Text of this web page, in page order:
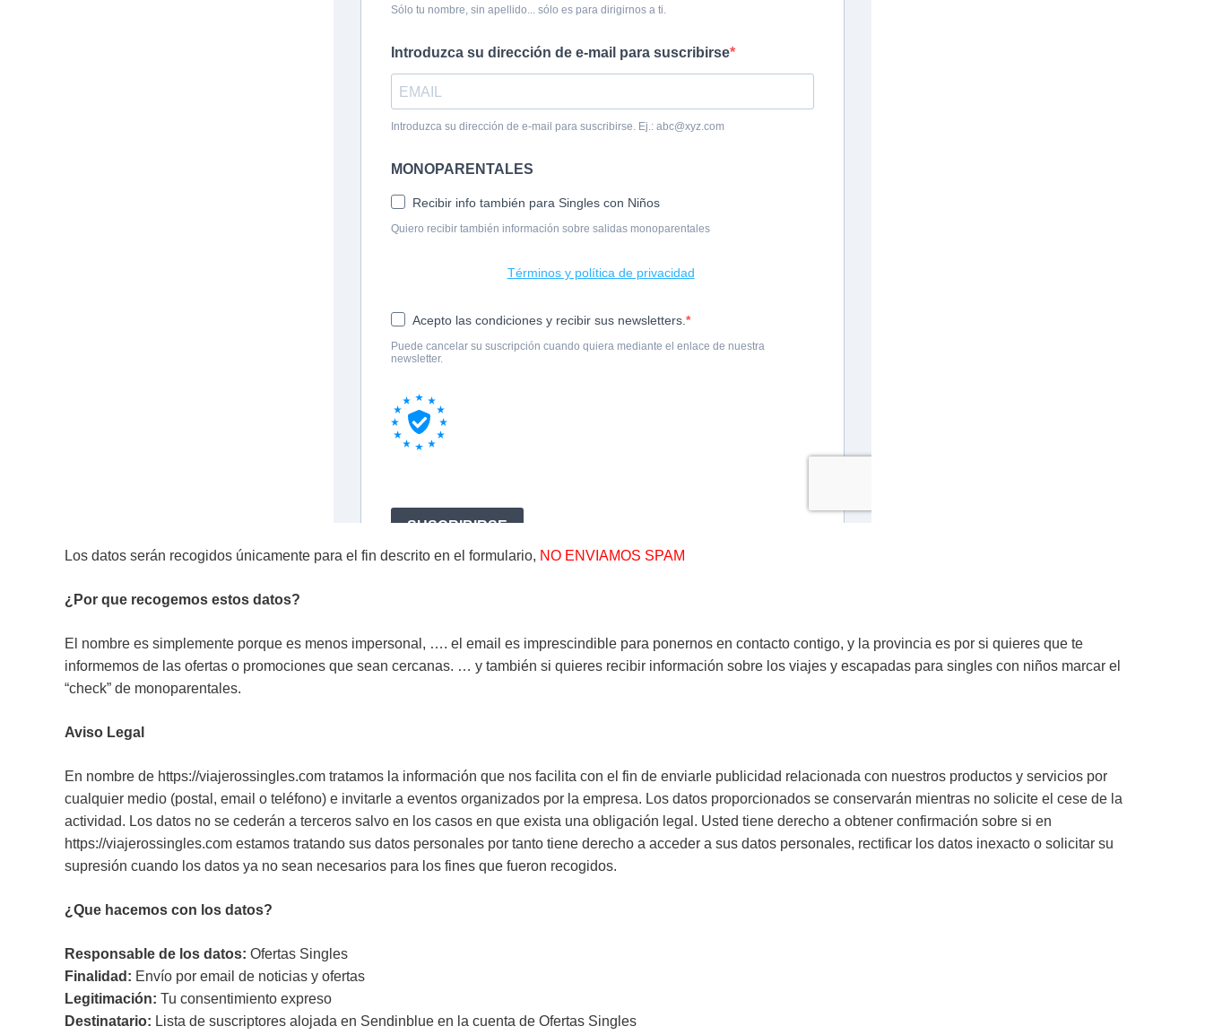
Los datos serán recogidos únicamente para el fin descrito en el formulario, NO ENVIAMOS SPAM
¿Por que recogemos estos datos?
El nombre es simplemente porque es menos impersonal, …. el email es imprescindible para ponernos en contacto contigo, y la provincia es por si quieres que te
informemos de las ofertas o promociones que sean cercanas. … y también si quieres recibir información sobre los viajes y escapadas para singles con niños marcar el
“check” de monoparentales.
Aviso Legal
En nombre de https://viajerossingles.com tratamos la información que nos facilita con el fin de enviarle publicidad relacionada con nuestros productos y servicios por
cualquier medio (postal, email o teléfono) e invitarle a eventos organizados por la empresa. Los datos proporcionados se conservarán mientras no solicite el cese de la
actividad. Los datos no se cederán a terceros salvo en los casos en que exista una obligación legal. Usted tiene derecho a obtener confirmación sobre si en
https://viajerossingles.com estamos tratando sus datos personales por tanto tiene derecho a acceder a sus datos personales, rectificar los datos inexacto o solicitar su
supresión cuando los datos ya no sean necesarios para los fines que fueron recogidos.
¿Que hacemos con los datos?
Responsable de los datos: Ofertas Singles
Finalidad: Envío por email de noticias y ofertas
Legitimación: Tu consentimiento expreso
Destinatario: Lista de suscriptores alojada en Sendinblue en la cuenta de Ofertas Singles